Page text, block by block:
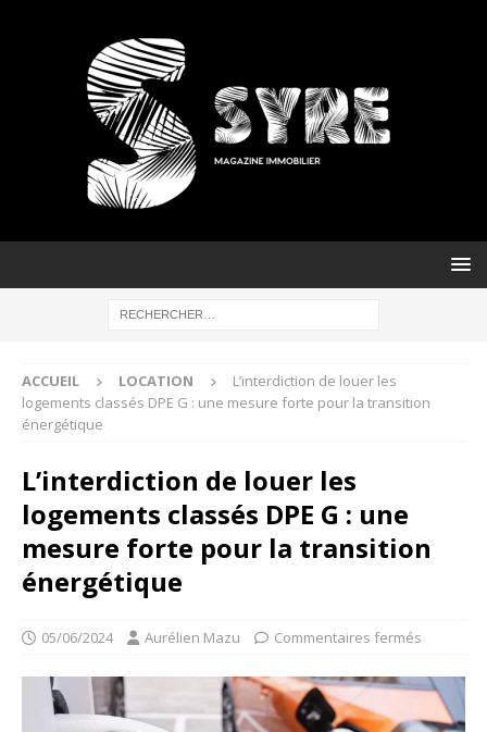
ACCUEIL LOCATION
L’interdiction de louer les
logements classés DPE G : une mesure forte pour la transition
énergétique
L’interdiction de louer les
logements classés DPE G : une
mesure forte pour la transition
énergétique
05/06/2024 Aurélien Mazu Commentaires fermés